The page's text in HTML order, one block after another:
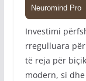
Investimi
rregulluara
të reja për
modern, si